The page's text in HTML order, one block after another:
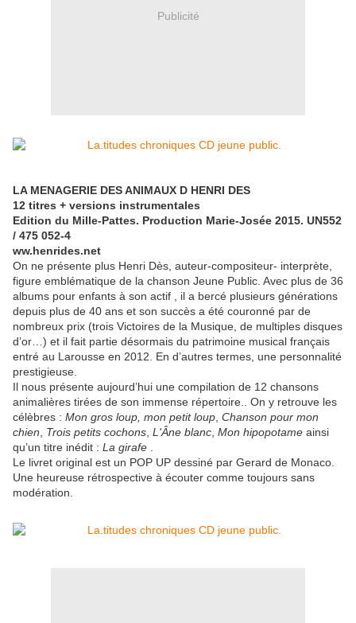
Publicité
LA MENAGERIE DES ANIMAUX D HENRI DES
12 titres + versions instrumentales
Edition du Mille-Pattes. Production Marie-Josée 2015. UN552
/ 475 052-4
ww.henrides.net
On ne présente plus Henri Dès, auteur-compositeur- interprète,
figure emblématique de la chanson Jeune Public. Avec plus de 36
albums pour enfants à son actif , il a bercé plusieurs générations
depuis plus de 40 ans et son succès a été couronné par de
nombreux prix (trois Victoires de la Musique, de multiples disques
d’or…) et il fait partie désormais du patrimoine musical français
entré au Larousse en 2012. En d’autres termes, une personnalité
prestigieuse.
Il nous présente aujourd’hui une compilation de 12 chansons
animalières tirées de son immense répertoire.. On y retrouve les
célèbres : Mon gros loup, mon petit loup Chanson pour mon
chien
Trois petits cochons L'Âne blanc Mon hipopotame ainsi
qu’un titre inédit : La girafe
Le livret original est un POP UP dessiné par Gerard de Monaco.
Une heureuse rétrospective à écouter comme toujours sans
modération.